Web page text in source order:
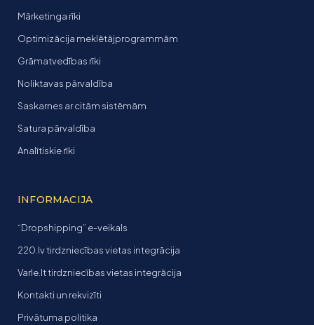
Mārketinga rīki
Optimizācija meklētājprogrammām
Grāmatvedības rīki
Noliktavas pārvaldība
Saskarnes ar citām sistēmām
Satura pārvaldība
Analītiskie rīki
INFORMACIJA
“Dropshipping” e-veikals
220.lv tirdzniecības vietas integrācija
Varle.lt tirdzniecības vietas integrācija
Kontakti un rekvizīti
Privātuma politika